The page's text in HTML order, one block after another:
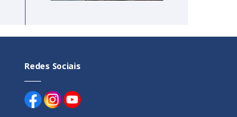
Redes Sociais